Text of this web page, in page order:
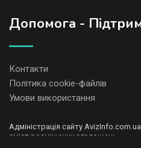
Допомога -
Контакти
Політика cookie-файлів
Умови використання
Адміністрація сайту
зміст розміщених оголошень.